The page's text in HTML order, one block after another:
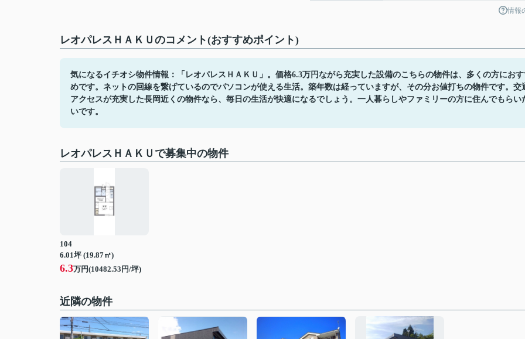
情報
レオパレスＨＡＫＵのコメント(おすすめポイント)
気になるイチオシ物件情報：「レオパレスＨＡＫＵ」。価格6.3万円ながら充実した設備のこちらの物件は、多くの方にお
めです。ネットの回線を繋げているのでパソコンが使える生活。築年数は経っていますが、その分お値打ちの物件です。交
アクセスが充実した長岡近くの物件なら、毎日の生活が快適になるでしょう。一人暮らしやファミリーの方に住んでもらい
いです。
レオパレスＨＡＫＵで募集中の物件
104
6.01坪 (19.87㎡)
6.3万円(10482.53円/坪)
近隣の物件